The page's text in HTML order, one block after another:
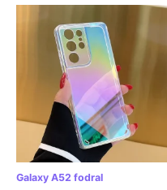
Galaxy A52 fodral